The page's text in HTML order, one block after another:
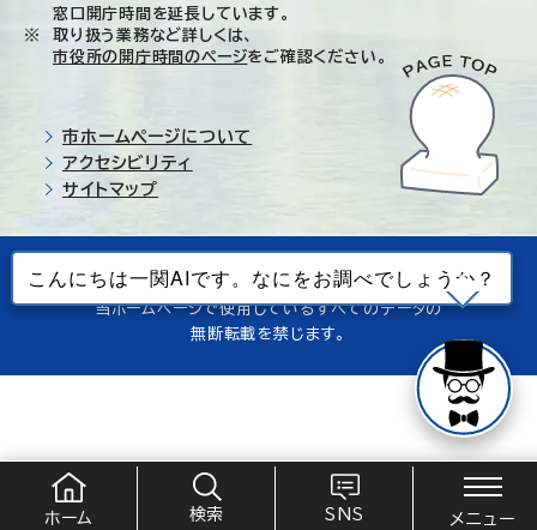
ホーム 検索 SNS メニュー
窓口開庁時間を延長しています。
取り扱う業務など詳しくは、
市役所の開庁時間のページをご確認ください。
市ホームページについて
アクセシビリティ
サイトマップ
© Ichinoseki-city. All rights reserved.
当ホームページで使用しているすべてのデータの
無断転載を禁じます。